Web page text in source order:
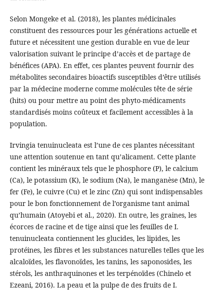
Selon Mongeke et al. (2018), les plantes médicinales
constituent des ressources pour les générations actuelle et
future et nécessitent une gestion durable en vue de leur
valorisation suivant le principe d’accès et de partage de
bénéfices (APA). En effet, ces plantes peuvent fournir des
métabolites secondaires bioactifs susceptibles d’être utilisés
par la médecine moderne comme molécules tête de série
(hits) ou pour mettre au point des phyto-médicaments
standardisés moins coûteux et facilement accessibles à la
population.
Irvingia tenuinucleata est l’une de ces plantes nécessitant
une attention soutenue en tant qu’alicament. Cette plante
contient les minéraux tels que le phosphore (P), le calcium
(Ca), le potassium (K), le sodium (Na), le manganèse (Mn), le
fer (Fe), le cuivre (Cu) et le zinc (Zn) qui sont indispensables
pour le bon fonctionnement de l’organisme tant animal
qu’humain (Atoyebi et al., 2020). En outre, les graines, les
écorces de racine et de tige ainsi que les feuilles de I.
tenuinucleata contiennent les glucides, les lipides, les
protéines, les fibres et les substances naturelles telles que les
alcaloïdes, les flavonoïdes, les tanins, les saponosides, les
stérols, les anthraquinones et les terpénoïdes (Chinelo et
Ezeani, 2016). La peau et la pulpe de des fruits de I.